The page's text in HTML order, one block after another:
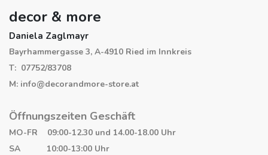
decor & more
Daniela Zaglmayr
Bayrhammergasse 3, A-4910 Ried im Innkreis
T: 07752/83708
M: info@decorandmore-store.at
Öffnungszeiten Geschäft
MO-FR 09:00-12.30 und 14.00-18.00 Uhr
SA 10:00-13:00 Uhr